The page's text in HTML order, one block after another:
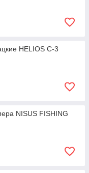
HELIOS С-3
NISUS FISHING